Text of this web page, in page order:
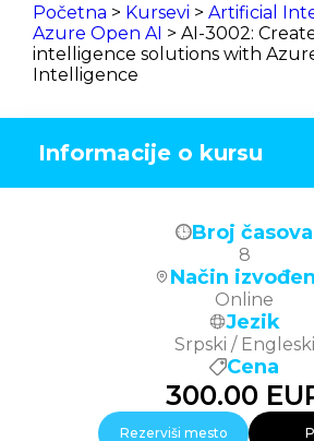
Početna > Kursevi > Artificial
Azure Open AI > AI-3002:
intelligence solutions with
Intelligence
Informacije o kursu
Broj časova
8
Način
Online
Jezik
Srpski / Engleski
Cena
300.00
Rezerviši mesto